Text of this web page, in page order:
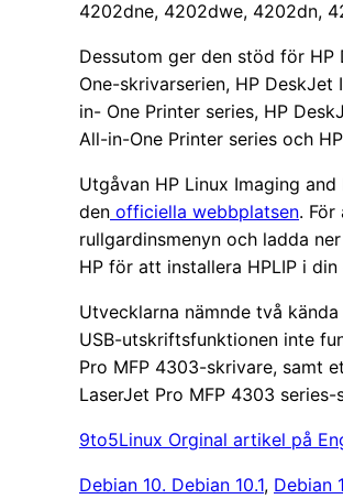
4202dne, 4202dwe, 4202dn,
Dessutom ger den stöd för
One-skrivarserien, HP
in- One Printer series, HP
All-in-One Printer series och
Utgåvan HP Linux Imaging
den officiella webbplatsen.
rullgardinsmenyn och ladda
HP för att installera HPLIP i
Utvecklarna nämnde två
USB-utskriftsfunktionen inte
Pro MFP 4303-skrivare, samt
LaserJet Pro MFP 4303
9to5Linux Orginal artikel på
Debian 10. Debian 10.1, Debian